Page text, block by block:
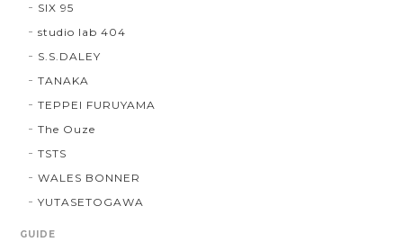
SIX 95
studio lab 404
S.S.DALEY
TANAKA
TEPPEI FURUYAMA
The Ouze
TSTS
WALES BONNER
YUTASETOGAWA
GUIDE